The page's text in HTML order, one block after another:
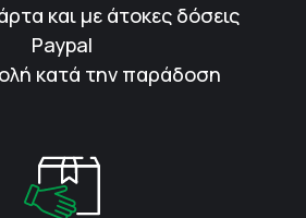
και με άτοκες δόσεις
Paypal
κατά την παράδοση